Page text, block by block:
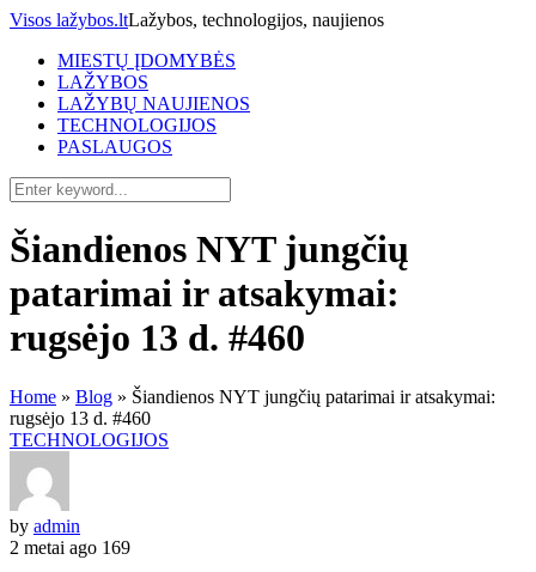
Visos lažybos.ltLažybos, technologijos, naujienos
MIESTŲ ĮDOMYBĖS
LAŽYBOS
LAŽYBŲ NAUJIENOS
TECHNOLOGIJOS
PASLAUGOS
Šiandienos NYT jungčių
patarimai ir atsakymai:
rugsėjo 13 d. #460
Home » Blog » Šiandienos NYT jungčių patarimai ir atsakymai:
rugsėjo 13 d. #460
TECHNOLOGIJOS
by admin
2 metai ago 169